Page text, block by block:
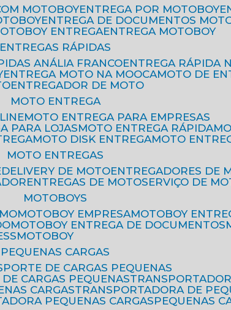
MOTOBOY ENTREGA POR MOTOBOY
ENTREGA DE DOCUMENTOS
MOTOBOY ENTREGA
ENTREGA MOTOBOY
ENTREGAS RÁPIDAS
ANÁLIA FRANCO
ENTREGA RÁPIDA
ENTREGA MOTO NA MOOCA
MOTO DE
ENTREGADOR DE MOTO
MOTO ENTREGA
MOTO ENTREGA PARA EMPRESAS
PARA LOJAS MOTO ENTREGA RÁPIDA
MOTO DISK ENTREGA
MOTO
MOTO ENTREGAS
DELIVERY DE MOTO ENTREGADORES DE
ENTREGAS DE MOTO
SERVIÇO DE
MOTOBOYS
MOTOBOY EMPRESA
MOTOBOY
MOTOBOY ENTREGA DE DOCUMENTOS
MOTOBOY
PEQUENAS CARGAS
DE CARGAS PEQUENAS
DE CARGAS PEQUENAS
CARGAS
TRANSPORTADORA DE
PEQUENAS CARGAS
PEQUENAS